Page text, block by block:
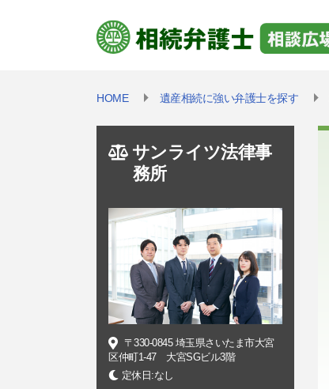
HOME 遺産相続に強い弁護士を探す
サンライツ法律事
務所
〒330-0845 埼玉県さいたま市大宮
区仲町1-47 大宮SGビル3階
定休日:なし